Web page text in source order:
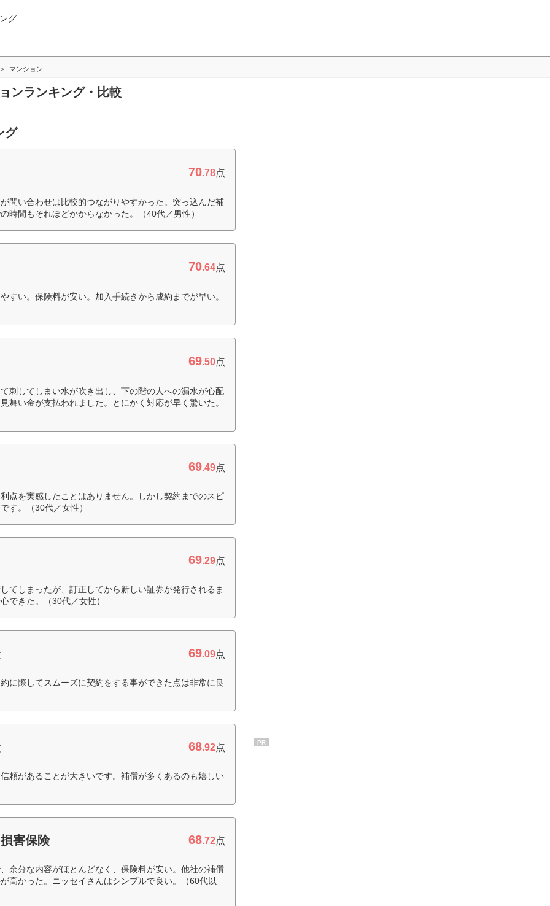
グ
マンション
ンランキング・比較
グ
70.78点
問い合わせは比較的つながりやすかった。突っ込んだ補
時間もそれほどかからなかった。（40代／男性）
70.64点
すい。保険料が安い。加入手続きから成約までが早い。
69.50点
刺してしまい水が吹き出し、下の階の人への漏水が心配
舞い金が支払われました。とにかく対応が早く驚いた。
69.49点
点を実感したことはありません。しかし契約までのスピ
す。（30代／女性）
69.29点
てしまったが、訂正してから新しい証券が発行されるま
できた。（30代／女性）
69.09点
に際してスムーズに契約をする事ができた点は非常に良
68.92点
頼があることが大きいです。補償が多くあるのも嬉しい
害保険 68.72点
余分な内容がほとんどなく、保険料が安い。他社の補償
高かった。ニッセイさんはシンプルで良い。（60代以
PR